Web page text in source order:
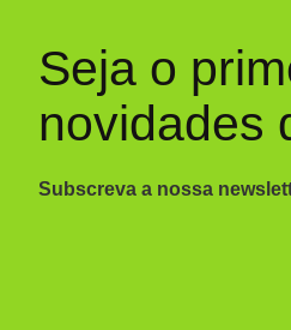
Seja o
novidades
Subscreva a nossa